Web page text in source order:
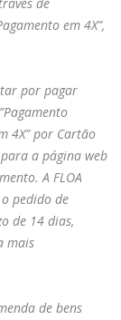
em 4X”,
por pagar
4X” por Cartão
a página web
A FLOA
pedido de
de 14 dias,
mais
de bens